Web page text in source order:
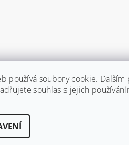
Upravit nastavení cookies
používá soubory cookie.
souhlas s jejich